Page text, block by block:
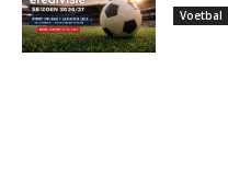
Voetbal